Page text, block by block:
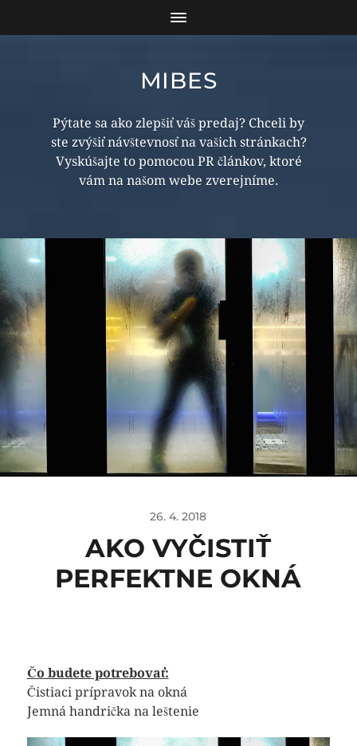
MIBES
Pýtate sa ako zlepšiť váš predaj? Chceli by
ste zvýšiť návštevnosť na vašich stránkach?
Vyskúšajte to pomocou PR článkov, ktoré
vám na našom webe zverejníme.
26. 4. 2018
AKO VYČISTIŤ
PERFEKTNE OKNÁ
Čo budete potrebovať:
Čistiaci prípravok na okná
Jemná handrička na leštenie